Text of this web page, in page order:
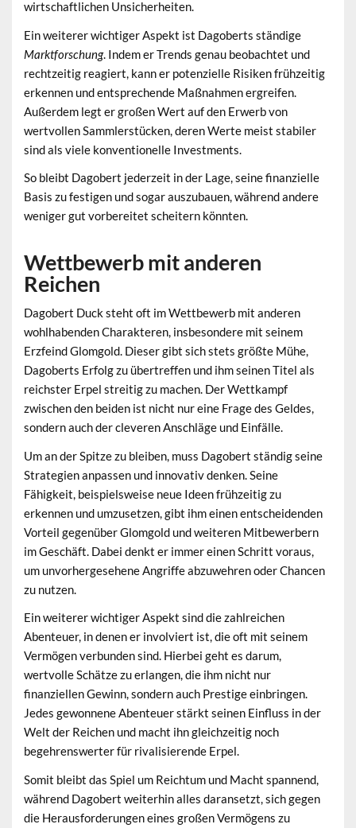
wirtschaftlichen Unsicherheiten.
Ein weiterer wichtiger Aspekt ist Dagoberts ständige
Marktforschung. Indem er Trends genau beobachtet und
rechtzeitig reagiert, kann er potenzielle Risiken frühzeitig
erkennen und entsprechende Maßnahmen ergreifen.
Außerdem legt er großen Wert auf den Erwerb von
wertvollen Sammlerstücken, deren Werte meist stabiler
sind als viele konventionelle Investments.
So bleibt Dagobert jederzeit in der Lage, seine finanzielle
Basis zu festigen und sogar auszubauen, während andere
weniger gut vorbereitet scheitern könnten.
Wettbewerb mit anderen
Reichen
Dagobert Duck steht oft im Wettbewerb mit anderen
wohlhabenden Charakteren, insbesondere mit seinem
ErzfeindGlomgold. Dieser gibt sich stets größte Mühe,
Dagoberts Erfolg zu übertreffen und ihm seinen Titel als
reichster Erpel streitig zu machen. Der Wettkampf
zwischen den beiden ist nicht nur eine Frage des Geldes,
sondern auch der cleveren Anschläge und Einfälle.
Um an der Spitze zu bleiben, muss Dagobert ständig seine
Strategien anpassen und innovativ denken. Seine
Fähigkeit, beispielsweise neue Ideen frühzeitig zu
erkennen und umzusetzen, gibt ihm einen entscheidenden
Vorteil gegenüber Glomgold und weiteren Mitbewerbern
im Geschäft. Dabei denkt er immer einen Schritt voraus,
um unvorhergesehene Angriffe abzuwehren oder Chancen
zu nutzen.
Ein weiterer wichtiger Aspekt sind die zahlreichen
Abenteuer, in denen er involviert ist, die oft mit seinem
Vermögen verbunden sind. Hierbei geht es darum,
wertvolle Schätze zu erlangen, die ihm nicht nur
finanziellen Gewinn, sondern auch Prestige einbringen.
Jedes gewonnene Abenteuer stärkt seinen Einfluss in der
Welt der Reichen und macht ihn gleichzeitig noch
begehrenswerter für rivalisierende Erpel.
Somit bleibt das Spiel um Reichtum und Macht spannend,
während Dagobert weiterhin alles daransetzt, sich gegen
die Herausforderungen eines großen Vermögens zu